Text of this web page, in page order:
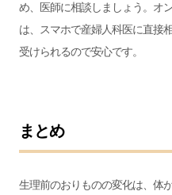
め、医師に相談しましょう。オ
は、スマホで産婦人科医に直接
受けられるので安心です。
まとめ
生理前のおりものの変化は、体